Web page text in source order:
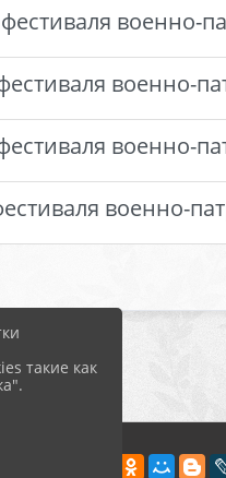
военно-
военно-
такие как